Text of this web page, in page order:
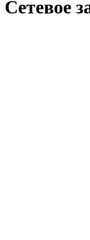
Сетевое